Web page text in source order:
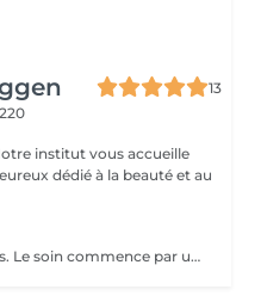
13
dédié à la beauté et au
Donnez de la douceur à vos pieds. Le soin commence par un gommage de la demi-jambe et des pieds, puis avec un grand pinceau la spécialiste de beauté applique la paraffine chaude sur chaque pieds, ce masque va poser environ 15 min, puis vient le moment de la détente: le modelage des pieds, relaxation suprême. Résultat des pieds doux comme une peau de bébé.